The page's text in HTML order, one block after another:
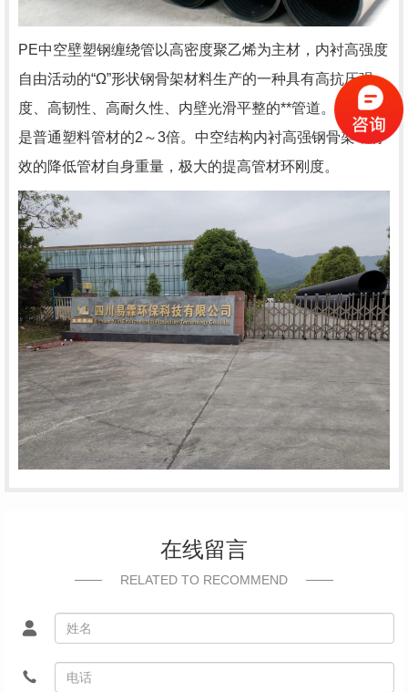
PE中空壁塑钢缠绕管以高密度聚乙烯为主材，内衬高强度
自由活动的“Ω”形状钢骨架材料生产的一种具有高抗压强
度、高韧性、高耐久性、内壁光滑平整的**管道。抗强度
是普通塑料管材的2～3倍。中空结构内衬高强钢骨架，有
效的降低管材自身重量，极大的提高管材环刚度。
在线留言
RELATED TO RECOMMEND